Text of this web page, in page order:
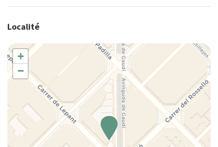
Eau chaude
Fer à repasser
Four
Four à microondes
Frigo
Grille-pain
Internet sans fil
Lampe
Lave-linge
Localité
+
−